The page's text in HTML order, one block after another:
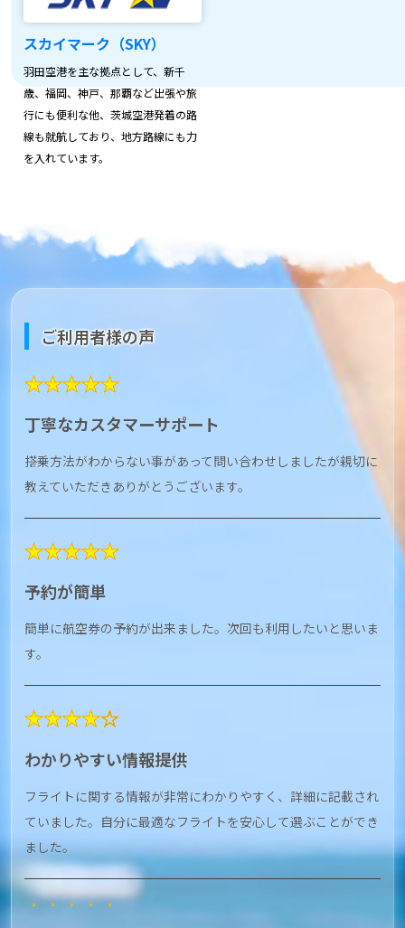
スカイマーク（SKY）
羽田空港を主な拠点として、新千
歳、福岡、神戸、那覇など出張や旅
行にも便利な他、茨城空港発着の路
線も就航しており、地方路線にも力
を入れています。
ご利用者様の声
★★★★★
丁寧なカスタマーサポート
搭乗方法がわからない事があって問い合わせしましたが親切に
教えていただきありがとうございます。
★★★★★
予約が簡単
簡単に航空券の予約が出来ました。次回も利用したいと思いま
す。
★★★★☆
わかりやすい情報提供
フライトに関する情報が非常にわかりやすく、詳細に記載され
ていました。自分に最適なフライトを安心して選ぶことができ
ました。
★★★★★